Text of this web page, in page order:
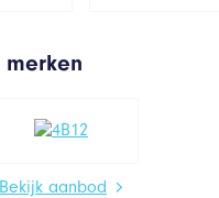
Bekijk aanbod